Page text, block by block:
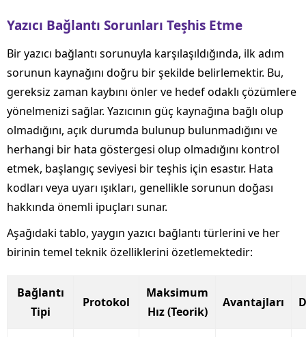
Yazıcı Bağlantı Sorunları Teşhis Etme
Bir yazıcı bağlantı sorunuyla karşılaşıldığında, ilk adım
sorunun kaynağını doğru bir şekilde belirlemektir. Bu,
gereksiz zaman kaybını önler ve hedef odaklı çözümlere
yönelmenizi sağlar. Yazıcının güç kaynağına bağlı olup
olmadığını, açık durumda bulunup bulunmadığını ve
herhangi bir hata göstergesi olup olmadığını kontrol
etmek, başlangıç seviyesi bir teşhis için esastır. Hata
kodları veya uyarı ışıkları, genellikle sorunun doğası
hakkında önemli ipuçları sunar.
Aşağıdaki tablo, yaygın yazıcı bağlantı türlerini ve her
birinin temel teknik özelliklerini özetlemektedir:
Bağlantı
Tipi
Protokol
Maksimum
Hız (Teorik)
Avantajları